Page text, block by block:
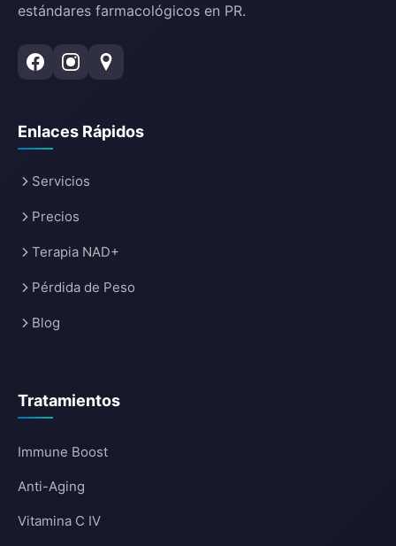
estándares farmacológicos en PR.
Enlaces Rápidos
Servicios
Precios
Terapia NAD+
Pérdida de Peso
Blog
Tratamientos
Immune Boost
Anti-Aging
Vitamina C IV